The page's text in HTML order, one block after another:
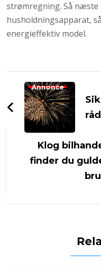
strømregning. Så
husholdningsapparat,
energieffektiv model.
Post
Navigation
Annonce
Klog
finder du